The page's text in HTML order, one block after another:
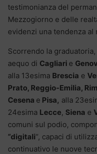
testimonianza del
Mezzogiorno e delle
evidenzi una tendenza al
Scorrendo la
aequo di Cagliari e
alla 13esima Brescia e
Prato, Reggio-Emilia,
Cesena e Pisa, alla
24esima Lecce, Siena e
comuni sul podio,
“digitali“, capaci di
continuativo le nuove